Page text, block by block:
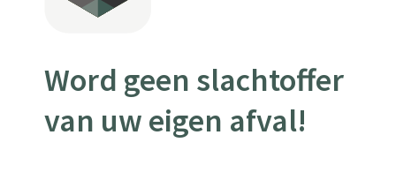
Word geen slachtoffer
van uw eigen afval!